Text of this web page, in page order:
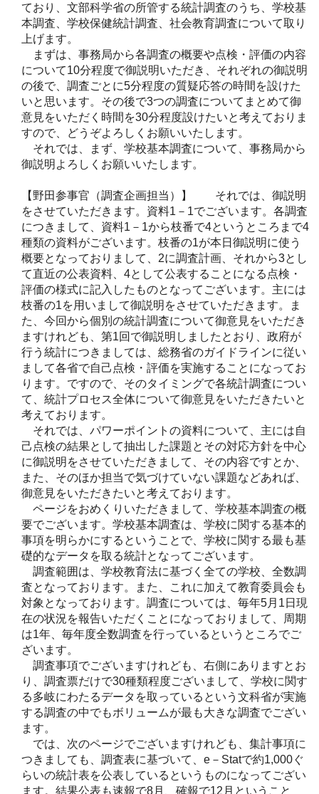
ており、文部科学省の所管する統計調査のうち、学校基
本調査、学校保健統計調査、社会教育調査について取り
上げます。
まずは、事務局から各調査の概要や点検・評価の内容
について10分程度で御説明いただき、それぞれの御説明
の後で、調査ごとに5分程度の質疑応答の時間を設けた
いと思います。その後で3つの調査についてまとめて御
意見をいただく時間を30分程度設けたいと考えておりま
すので、どうぞよろしくお願いいたします。
それでは、まず、学校基本調査について、事務局から
御説明よろしくお願いいたします。
【野田参事官（調査企画担当）】 それでは、御説明
をさせていただきます。資料1－1でございます。各調査
につきまして、資料1－1から枝番で4というところまで4
種類の資料がございます。枝番の1が本日御説明に使う
概要となっておりまして、2に調査計画、それから3とし
て直近の公表資料、4として公表することになる点検・
評価の様式に記入したものとなってございます。主には
枝番の1を用いまして御説明をさせていただきます。ま
た、今回から個別の統計調査について御意見をいただき
ますけれども、第1回で御説明しましたとおり、政府が
行う統計につきましては、総務省のガイドラインに従い
まして各省で自己点検・評価を実施することになってお
ります。ですので、そのタイミングで各統計調査につい
て、統計プロセス全体について御意見をいただきたいと
考えております。
それでは、パワーポイントの資料について、主には自
己点検の結果として抽出した課題とその対応方針を中心
に御説明をさせていただきまして、その内容ですとか、
また、そのほか担当で気づけていない課題などあれば、
御意見をいただきたいと考えております。
ページをおめくりいただきまして、学校基本調査の概
要でございます。学校基本調査は、学校に関する基本的
事項を明らかにするということで、学校に関する最も基
礎的なデータを取る統計となってございます。
調査範囲は、学校教育法に基づく全ての学校、全数調
査となっております。また、これに加えて教育委員会も
対象となっております。調査については、毎年5月1日現
在の状況を報告いただくことになっておりまして、周期
は1年、毎年度全数調査を行っているというところでご
ざいます。
調査事項でございますけれども、右側にありますとお
り、調査票だけで30種類程度ございまして、学校に関す
る多岐にわたるデータを取っているという文科省が実施
する調査の中でもボリュームが最も大きな調査でござい
ます。
では、次のページでございますけれども、集計事項に
つきましても、調査表に基づいて、e－Statで約1,000ぐ
らいの統計表を公表しているというものになってござい
ます。結果公表も速報で8月、確報で12月ということ